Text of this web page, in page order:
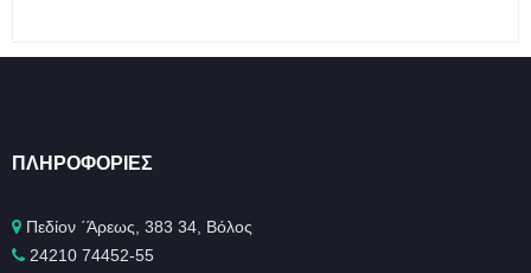
ΠΛΗΡΟΦΟΡΊΕΣ
Πεδίον ΄Άρεως, 383 34, Βόλος
24210 74452-55